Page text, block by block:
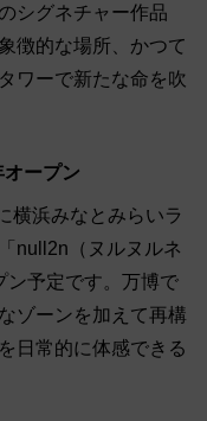
シグネチャー作品
徴的な場所、かつて
ワーで新たな命を吹
ープン
横浜みなとみらいラ
null2n（ヌルヌルネ
ン予定です。万博で
ゾーンを加えて再構
日常的に体感できる